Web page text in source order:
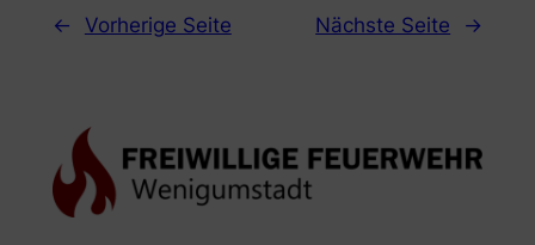
← Vorherige Seite Nächste Seite →